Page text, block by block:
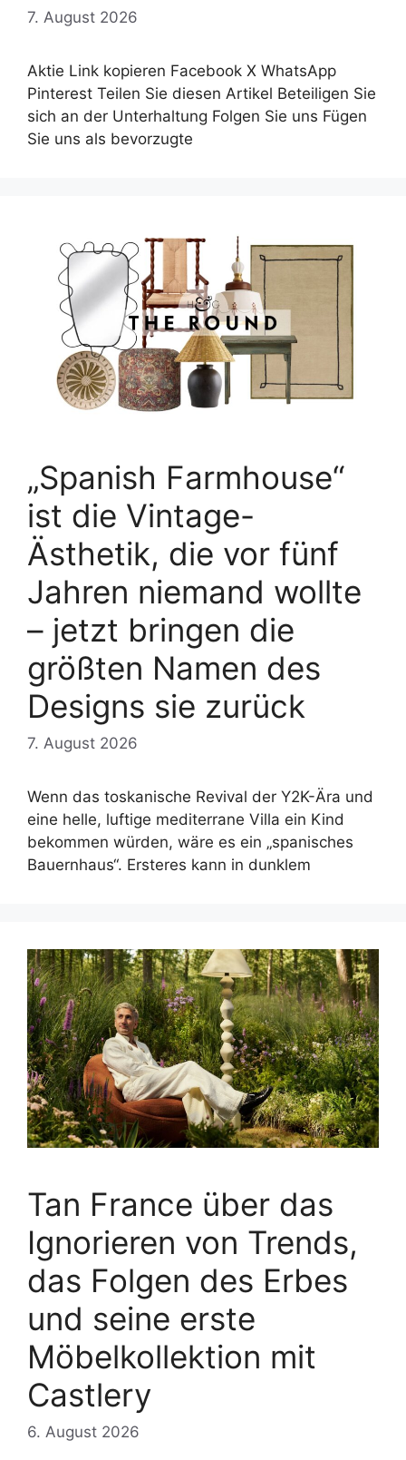
7. August 2026
Aktie Link kopieren Facebook X WhatsApp
Pinterest Teilen Sie diesen Artikel Beteiligen Sie
sich an der Unterhaltung Folgen Sie uns Fügen
Sie uns als bevorzugte
„Spanish Farmhouse“
ist die Vintage-
Ästhetik, die vor fünf
Jahren niemand wollte
– jetzt bringen die
größten Namen des
Designs sie zurück
7. August 2026
Wenn das toskanische Revival der Y2K-Ära und
eine helle, luftige mediterrane Villa ein Kind
bekommen würden, wäre es ein „spanisches
Bauernhaus“. Ersteres kann in dunklem
Tan France über das
Ignorieren von Trends,
das Folgen des Erbes
und seine erste
Möbelkollektion mit
Castlery
6. August 2026